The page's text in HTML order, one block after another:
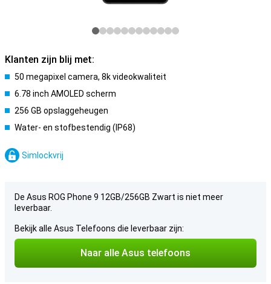
Klanten zijn blij met:
50 megapixel camera, 8k videokwaliteit
6.78 inch AMOLED scherm
256 GB opslaggeheugen
Water- en stofbestendig (IP68)
Simlockvrij
De Asus ROG Phone 9 12GB/256GB Zwart is niet meer
leverbaar.
Bekijk alle Asus Telefoons die leverbaar zijn:
Naar alle Asus telefoons